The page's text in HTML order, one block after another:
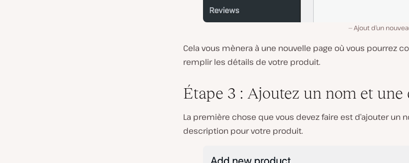
Ajout d’un
Cela vous mènera à une nouvelle page où vous pourrez
remplir les détails de votre produit.
Étape 3 : Ajoutez un nom et
La première chose que vous devez faire est d’ajouter un
description pour votre produit.